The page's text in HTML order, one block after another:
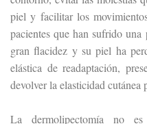
piel y facilitar los
pacientes que han sufrido
gran flacidez y su piel ha
elástica de readaptación,
devolver la elasticidad cutánea
La dermolipectomía no